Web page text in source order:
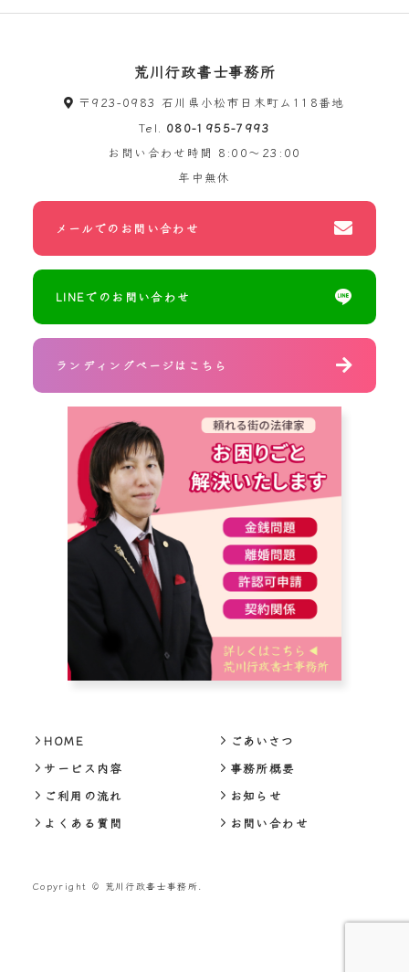
荒川行政書士事務所
〒923-0983 石川県小松市日末町ム118番地
Tel. 080-1955-7993
お問い合わせ時間 8:00～23:00
年中無休
メールでのお問い合わせ
LINEでのお問い合わせ
ランディングページはこちら
HOME
サービス内容
ご利用の流れ
よくある質問
ごあいさつ
事務所概要
お知らせ
お問い合わせ
Copyright © 荒川行政書士事務所.